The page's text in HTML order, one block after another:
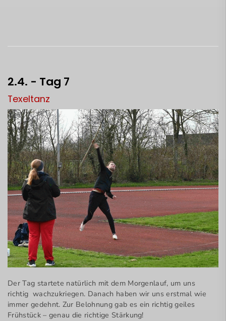
2.4. - Tag 7
Texeltanz
Der Tag startete natürlich mit dem Morgenlauf, um uns
richtig wachzukriegen. Danach haben wir uns erstmal wie
immer gedehnt. Zur Belohnung gab es ein richtig geiles
Frühstück – genau die richtige Stärkung!